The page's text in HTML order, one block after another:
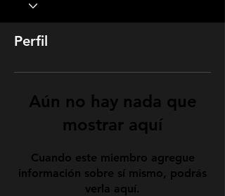
Perfil
Aún no hay nada que
mostrar aquí
Cuando este miembro agregue
información sobre sí mismo, podrás
verla aquí.